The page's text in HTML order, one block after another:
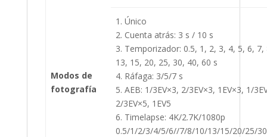
Modos de
fotografía
1. Único
2. Cuenta atrás: 3 s / 10 s
3. Temporizador: 0.5, 1, 2, 3, 4, 5, 6, 7,
13, 15, 20, 25, 30, 40, 60 s
4. Ráfaga: 3/5/7 s
5. AEB: 1/3EV×3, 2/3EV×3, 1EV×3, 1/
2/3EV×5, 1EV5
6. Timelapse: 4K/2.7K/1080p
0.5/1/2/3/4/5/6//7/8/10/13/15/20/25/